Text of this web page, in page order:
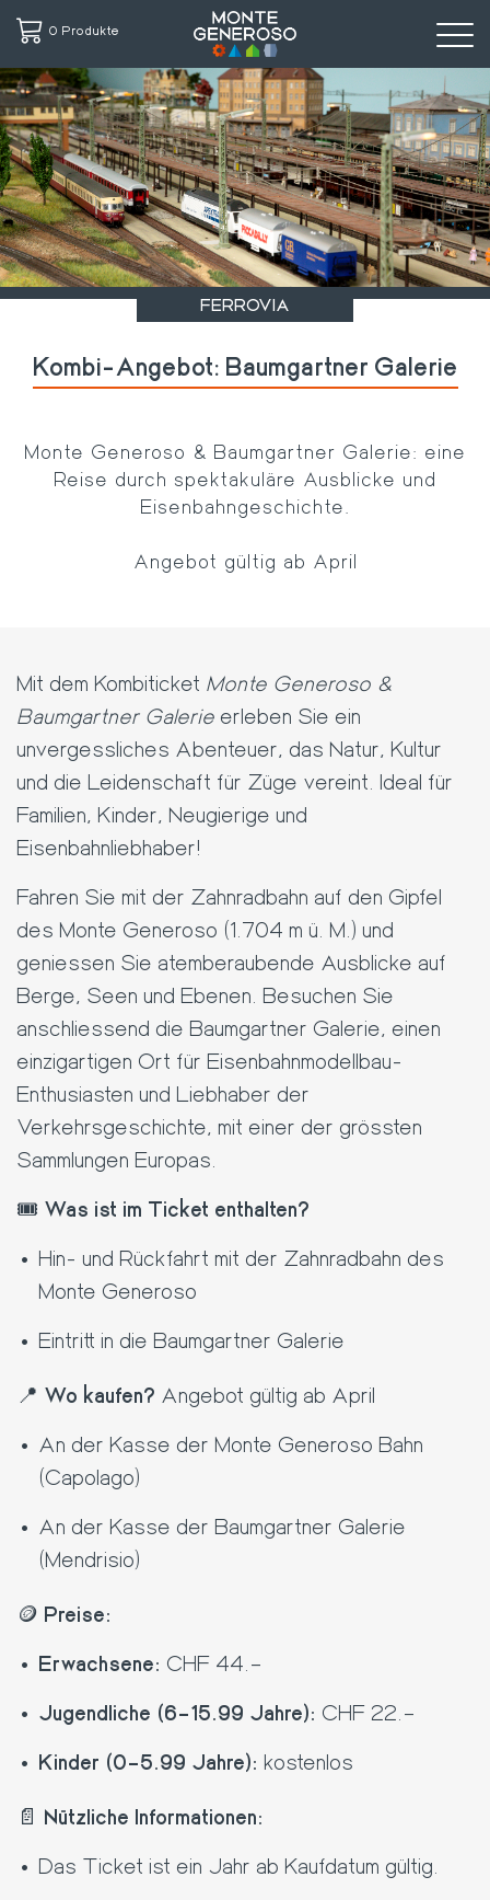
Direkt
zum
Inhalt
0 Produkte
FERROVIA
Kombi-Angebot: Baumgartner Galerie
Monte Generoso & Baumgartner Galerie: eine
Reise durch spektakuläre Ausblicke und
Eisenbahngeschichte.
Angebot gültig ab April
Mit dem Kombiticket Monte Generoso &
Baumgartner Galerie erleben Sie ein
unvergessliches Abenteuer, das Natur, Kultur
und die Leidenschaft für Züge vereint. Ideal für
Familien, Kinder, Neugierige und
Eisenbahnliebhaber!
Fahren Sie mit der Zahnradbahn auf den Gipfel
des Monte Generoso (1.704 m ü. M.) und
geniessen Sie atemberaubende Ausblicke auf
Berge, Seen und Ebenen. Besuchen Sie
anschliessend die Baumgartner Galerie, einen
einzigartigen Ort für Eisenbahnmodellbau-
Enthusiasten und Liebhaber der
Verkehrsgeschichte, mit einer der grössten
Sammlungen Europas.
🎟️ Was ist im Ticket enthalten?
Hin- und Rückfahrt mit der Zahnradbahn des
Monte Generoso
Eintritt in die Baumgartner Galerie
📍 Wo kaufen? Angebot gültig ab April
An der Kasse der Monte Generoso Bahn
(Capolago)
An der Kasse der Baumgartner Galerie
(Mendrisio)
🪙 Preise:
Erwachsene: CHF 44.–
Jugendliche (6–15.99 Jahre): CHF 22.–
Kinder (0–5.99 Jahre): kostenlos
📄 Nützliche Informationen:
Das Ticket ist ein Jahr ab Kaufdatum gültig.